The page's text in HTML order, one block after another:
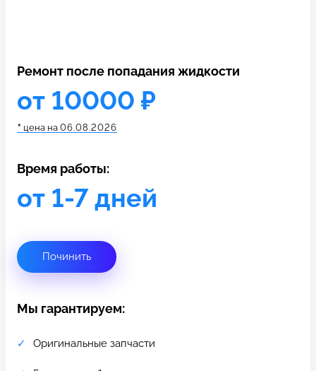
Ремонт после попадания жидкости
от 10000 ₽
* цена на 06.08.2026
Время работы:
от 1-7 дней
Починить
Мы гарантируем:
Оригинальные запчасти